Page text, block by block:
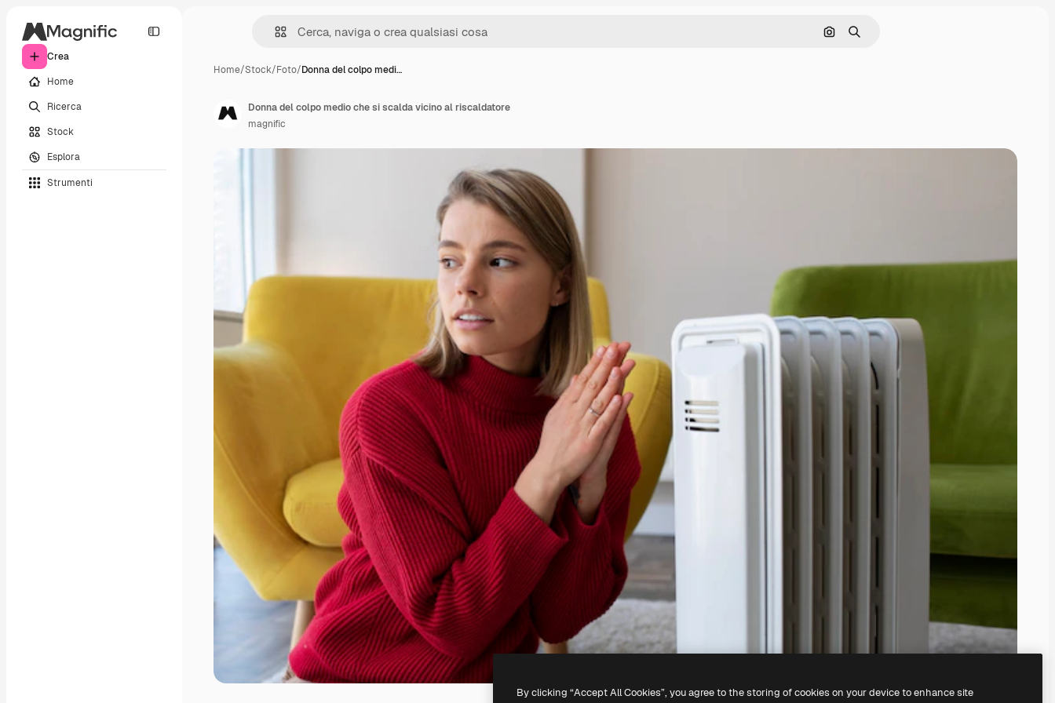
Crea
Home
Ricerca
Stock
Esplora
Strumenti
Cerca per immagine
Ricerca
Home/Stock/Foto/Donna del colpo medi…
Donna del colpo medio che si scalda vicino al riscaldatore
magnific
By clicking “Accept All Cookies”, you agree to the storing of cookies on your device to enhance site